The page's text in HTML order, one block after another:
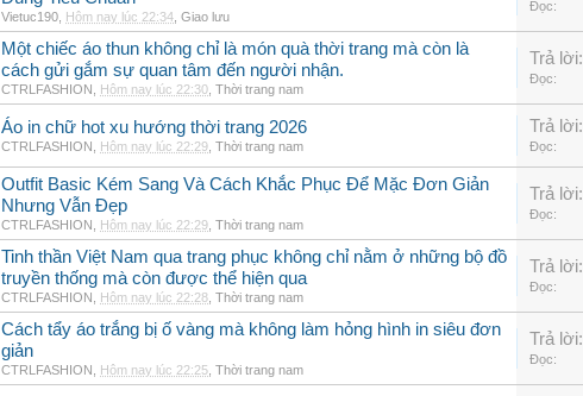
Vietuc190 Hôm nay lúc 22:34 Giao lưu
Đọc:
Một chiếc áo thun không chỉ là món quà thời trang mà còn là
cách gửi gắm sự quan tâm đến người nhận.
CTRLFASHION Hôm nay lúc 22:30 Thời trang nam
Trả lời:
Đọc:
Áo in chữ hot xu hướng thời trang 2026
CTRLFASHION Hôm nay lúc 22:29 Thời trang nam
Trả lời:
Đọc:
Outfit Basic Kém Sang Và Cách Khắc Phục Để Mặc Đơn Giản
Nhưng Vẫn Đẹp
CTRLFASHION Hôm nay lúc 22:29 Thời trang nam
Trả lời:
Đọc:
Tinh thần Việt Nam qua trang phục không chỉ nằm ở những bộ đồ
truyền thống mà còn được thể hiện qua
CTRLFASHION Hôm nay lúc 22:28 Thời trang nam
Trả lời:
Đọc:
Cách tẩy áo trắng bị ố vàng mà không làm hỏng hình in siêu đơn
giản
CTRLFASHION Hôm nay lúc 22:25 Thời trang nam
Trả lời:
Đọc: